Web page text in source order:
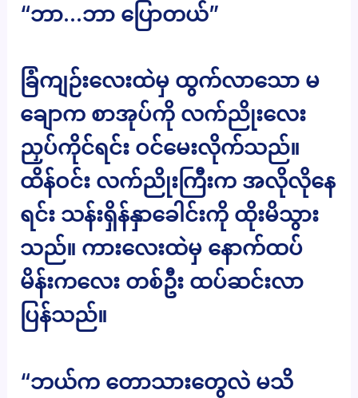
“ဘာ…ဘာ ပြောတယ်”
ခြံကျဉ်းလေးထဲမှ ထွက်လာသော မ
ချောက စာအုပ်ကို လက်ညိုးလေး
ညှပ်ကိုင်ရင်း ဝင်မေးလိုက်သည်။
ထိန်ဝင်း လက်ညိုးကြီးက အလိုလိုနေ
ရင်း သန်းရှိန်နှာခေါင်းကို ထိုးမိသွား
သည်။ ကားလေးထဲမှ နောက်ထပ်
မိန်းကလေး တစ်ဦး ထပ်ဆင်းလာ
ပြန်သည်။
“ဘယ်က တောသားတွေလဲ မသိ